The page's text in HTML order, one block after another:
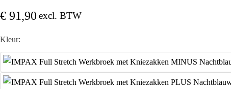
€ 91,90 excl. BTW
Kleur: